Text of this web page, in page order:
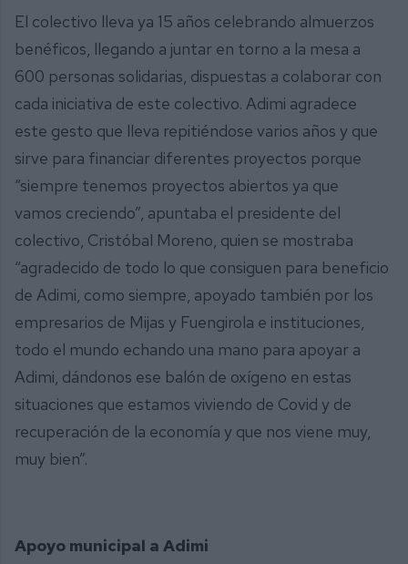
El colectivo lleva ya 15 años celebrando almuerzos
benéficos, llegando a juntar en torno a la mesa a
600 personas solidarias, dispuestas a colaborar con
cada iniciativa de este colectivo. Adimi agradece
este gesto que lleva repitiéndose varios años y que
sirve para financiar diferentes proyectos porque
“siempre tenemos proyectos abiertos ya que
vamos creciendo”, apuntaba el presidente del
colectivo, Cristóbal Moreno, quien se mostraba
“agradecido de todo lo que consiguen para beneficio
de Adimi, como siempre, apoyado también por los
empresarios de Mijas y Fuengirola e instituciones,
todo el mundo echando una mano para apoyar a
Adimi, dándonos ese balón de oxígeno en estas
situaciones que estamos viviendo de Covid y de
recuperación de la economía y que nos viene muy,
muy bien”.
Apoyo municipal a Adimi